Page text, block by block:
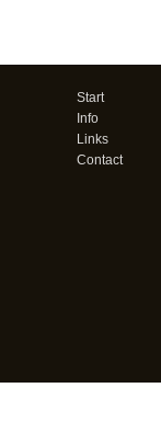
Start
Info
Links
Contact